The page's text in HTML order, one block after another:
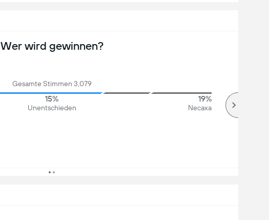
Wer wird gewinnen?
Gesamte Stimmen 3,079
15%
Unentschieden
19%
Necaxa